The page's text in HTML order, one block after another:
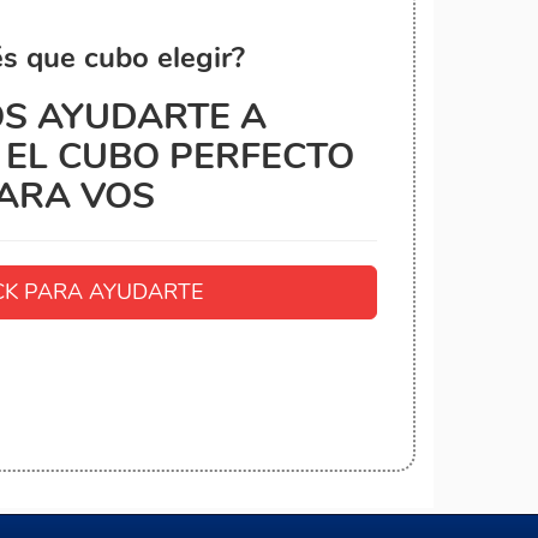
que cubo elegir?
AYUDARTE A
CUBO PERFECTO
VOS
PARA AYUDARTE